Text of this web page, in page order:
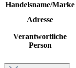
Handelsname/Marke
Adresse
Verantwortliche
Person